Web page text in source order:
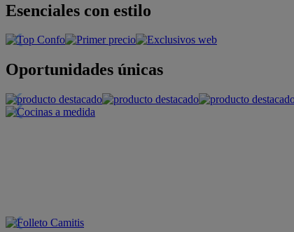
Esenciales con estilo
Oportunidades únicas